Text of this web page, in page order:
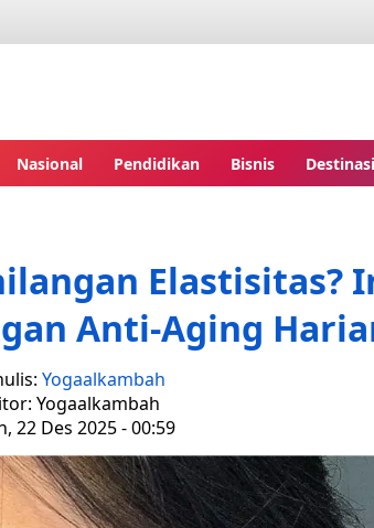
Nasional Pendidikan Bisnis Destinasi
Elastisitas?
Anti-Aging
Yogaalkambah
Yogaalkambah
22 Des 2025 - 00:59